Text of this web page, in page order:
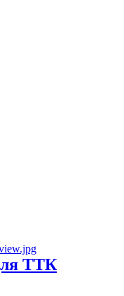
ТТК